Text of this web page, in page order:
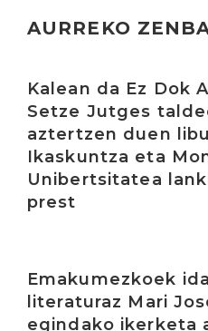
AURREKO
Kalean da Ez Dok
Setze Jutges
aztertzen duen
Ikaskuntza eta
Unibertsitatea
prest
Emakumezkoek
literaturaz Mari
egindako ikerketa